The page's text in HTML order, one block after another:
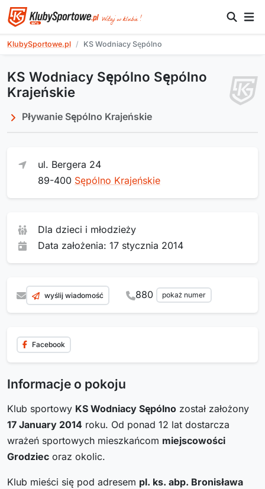
KlubySportowe.pl KS Wodniacy Sępólno
KS Wodniacy Sępólno Sępólno
Krajeńskie
Pływanie Sępólno Krajeńskie
ul. Bergera 24
89-400 Sępólno Krajeńskie
Dla dzieci i młodzieży
Data założenia: 17 stycznia 2014
wyślij wiadomość 880 pokaż numer
Facebook
Informacje o pokoju
Klub sportowy KS Wodniacy Sępólno został założony
17 January 2014 roku. Od ponad 12 lat dostarcza
wrażeń sportowych mieszkańcom miejscowości
Grodziec oraz okolic.
Klub mieści się pod adresem pl. ks. abp. Bronisława